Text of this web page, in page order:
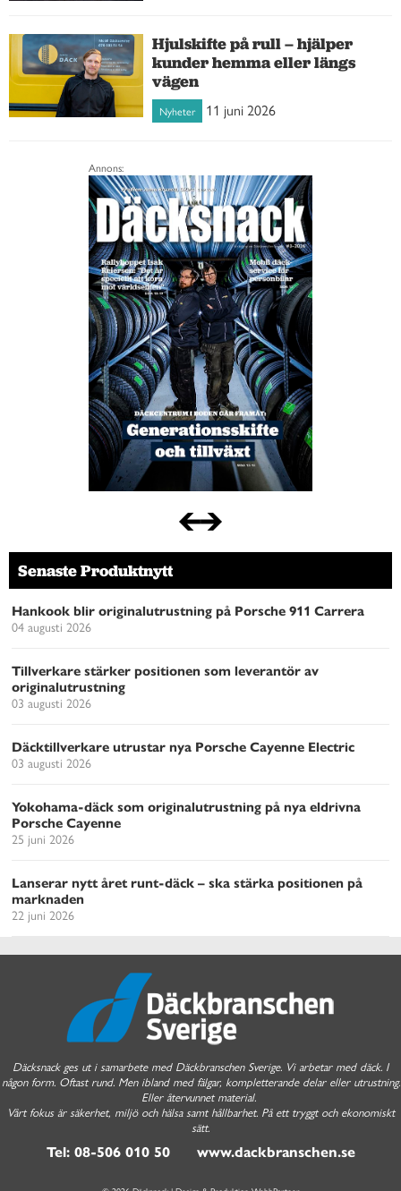
Hjulskifte på rull – hjälper
kunder hemma eller längs
vägen
Nyheter 11 juni 2026
Annons:
Senaste Produktnytt
Hankook blir originalutrustning på Porsche 911 Carrera
04 augusti 2026
Tillverkare stärker positionen som leverantör av
originalutrustning
03 augusti 2026
Däcktillverkare utrustar nya Porsche Cayenne Electric
03 augusti 2026
Yokohama-däck som originalutrustning på nya eldrivna
Porsche Cayenne
25 juni 2026
Lanserar nytt året runt-däck – ska stärka positionen på
marknaden
22 juni 2026
Däcksnack ges ut i samarbete med Däckbranschen Sverige. Vi arbetar med däck. I
någon form. Oftast rund. Men ibland med fälgar, kompletterande delar eller utrustning.
Eller återvunnet material.
Vårt fokus är säkerhet, miljö och hälsa samt hållbarhet. På ett tryggt och ekonomiskt
sätt.
Tel: 08-506 010 50 www.dackbranschen.se